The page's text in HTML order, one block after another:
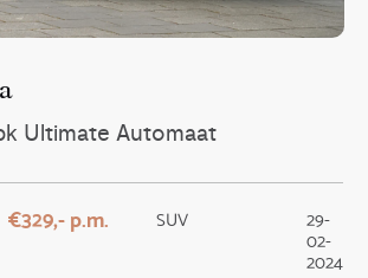
Ultimate Automaat
€329,- p.m. SUV 29-
02-
2024